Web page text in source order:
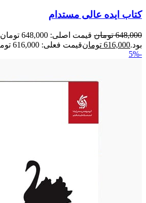
کتاب ایده عالی مستدام
648,000 تومان
قیمت اصلی: 648,000 تومان
بود.616,000 تومانقیمت فعلی: 616,000 تومان.
-5%